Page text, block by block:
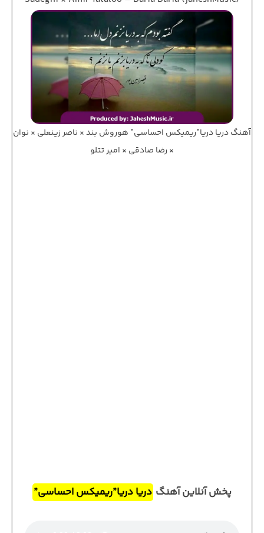
آهنگ دریا دریا”ریمیکس احساسی” هوروش بند × ناصر زینعلی × نوان
× رضا صادقی × امیر تتلو
پخش آنلاین آهنگ دریا دریا”ریمیکس احساسی”